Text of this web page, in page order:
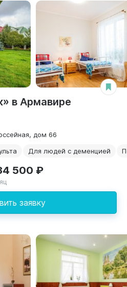
в Армавире
дом 66
Для людей с деменцией
заявку
500 ₽